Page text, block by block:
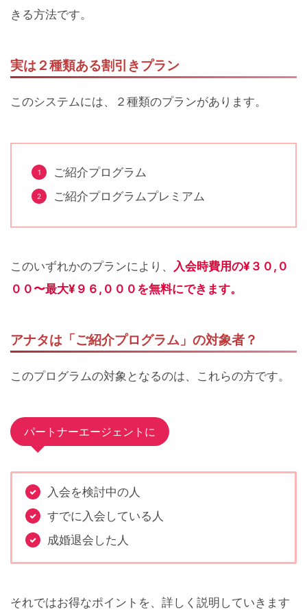
きる方法です。
実は２種類ある割引きプラン
このシステムには、２種類のプランがあります。
ご紹介プログラム
ご紹介プログラムプレミアム
このいずれかのプランにより、
入会時費用の¥３０,０
００〜最大¥９６,０００を無料にできます。
アナタは「ご紹介プログラム」の対象者？
このプログラムの対象となるのは、これらの方です。
パートナーエージェントに
入会を検討中の人
すでに入会している人
成婚退会した人
それではお得なポイントを、詳しく説明していきます